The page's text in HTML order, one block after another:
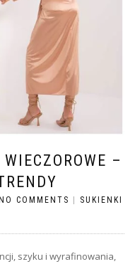
–
COMMENTS | SUKIENKI
szyku i wyrafinowania,